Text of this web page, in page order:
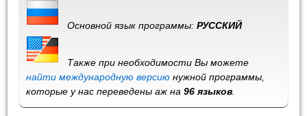
Основной язык программы:РУССКИЙ
Также при необходимости Вы можете
найти международную версию нужной программы,
которые у нас переведены аж на96 языков.